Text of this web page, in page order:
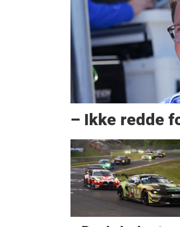
– Ikke redde